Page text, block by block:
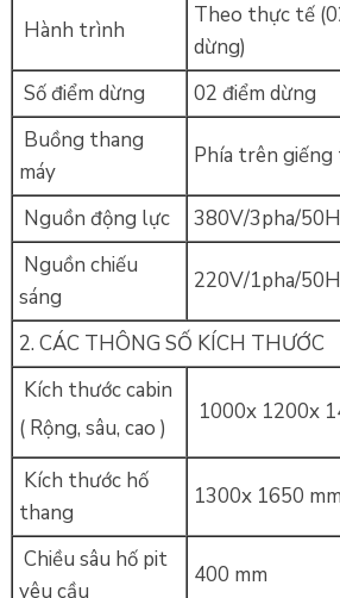
Hành trình
Theo thực tế
dừng)
Số điểm dừng
02 điểm dừng
Buồng thang
máy
Phía trên giếng
Nguồn động lực
380V/3pha/
Nguồn chiếu
sáng
220V/1pha/
2. CÁC THÔNG SỐ KÍCH THƯỚC
Kích thước cabin
( Rộng, sâu, cao )
1000x 1200x
Kích thước hố
thang
1300x 1650 mm
Chiều sâu hố pit
yêu cầu
400 mm